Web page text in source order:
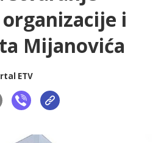
i
Mijanovića
ETV